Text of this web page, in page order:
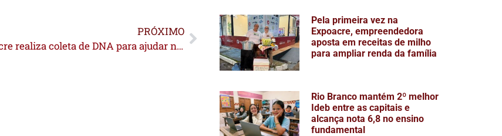
PRÓXIMO
Acre realiza coleta de DNA para ajudar na localização de pessoas desaparecidas
Pela primeira vez na
Expoacre, empreendedora
aposta em receitas de milho
para ampliar renda da família
Rio Branco mantém 2º melhor
Ideb entre as capitais e
alcança nota 6,8 no ensino
fundamental